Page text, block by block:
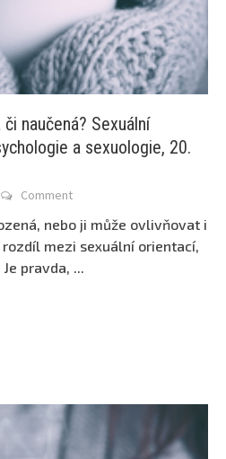
naučená? Sexuální
a sexuologie, 20.
Comment
nebo ji může ovlivňovat i
mezi sexuální orientací,
pravda, ...